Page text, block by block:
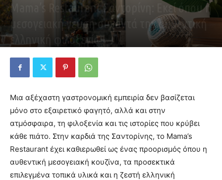
Mama’s Restaurant Σαντορίνη: Εκεί όπου η
μεσογειακή γεύση συναντά την αυθεντική
ελληνική φιλοξενία
Μια αξέχαστη γαστρονομική εμπειρία δεν βασίζεται
μόνο στο εξαιρετικό φαγητό, αλλά και στην
ατμόσφαιρα, τη φιλοξενία και τις ιστορίες που κρύβει
κάθε πιάτο. Στην καρδιά της Σαντορίνης, το Mama’s
Restaurant έχει καθιερωθεί ως ένας προορισμός όπου η
αυθεντική μεσογειακή κουζίνα, τα προσεκτικά
επιλεγμένα τοπικά υλικά και η ζεστή ελληνική